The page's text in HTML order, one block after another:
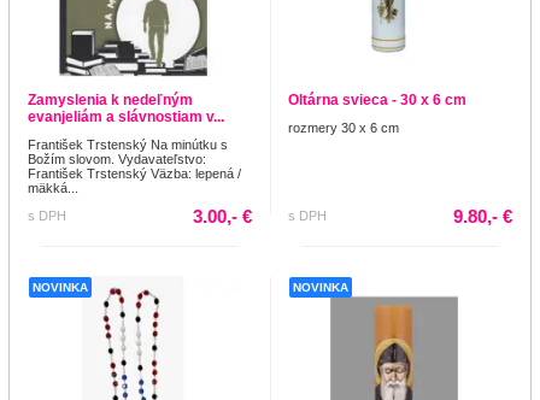
Zamyslenia k nedeľným
evanjeliám a slávnostiam v...
František Trstenský Na minútku s
Božím slovom. Vydavateľstvo:
František Trstenský Väzba: lepená /
mäkká...
s DPH
3.00,- €
Oltárna svieca - 30 x 6 cm
rozmery 30 x 6 cm
s DPH 9.80,- €
NOVINKA NOVINKA